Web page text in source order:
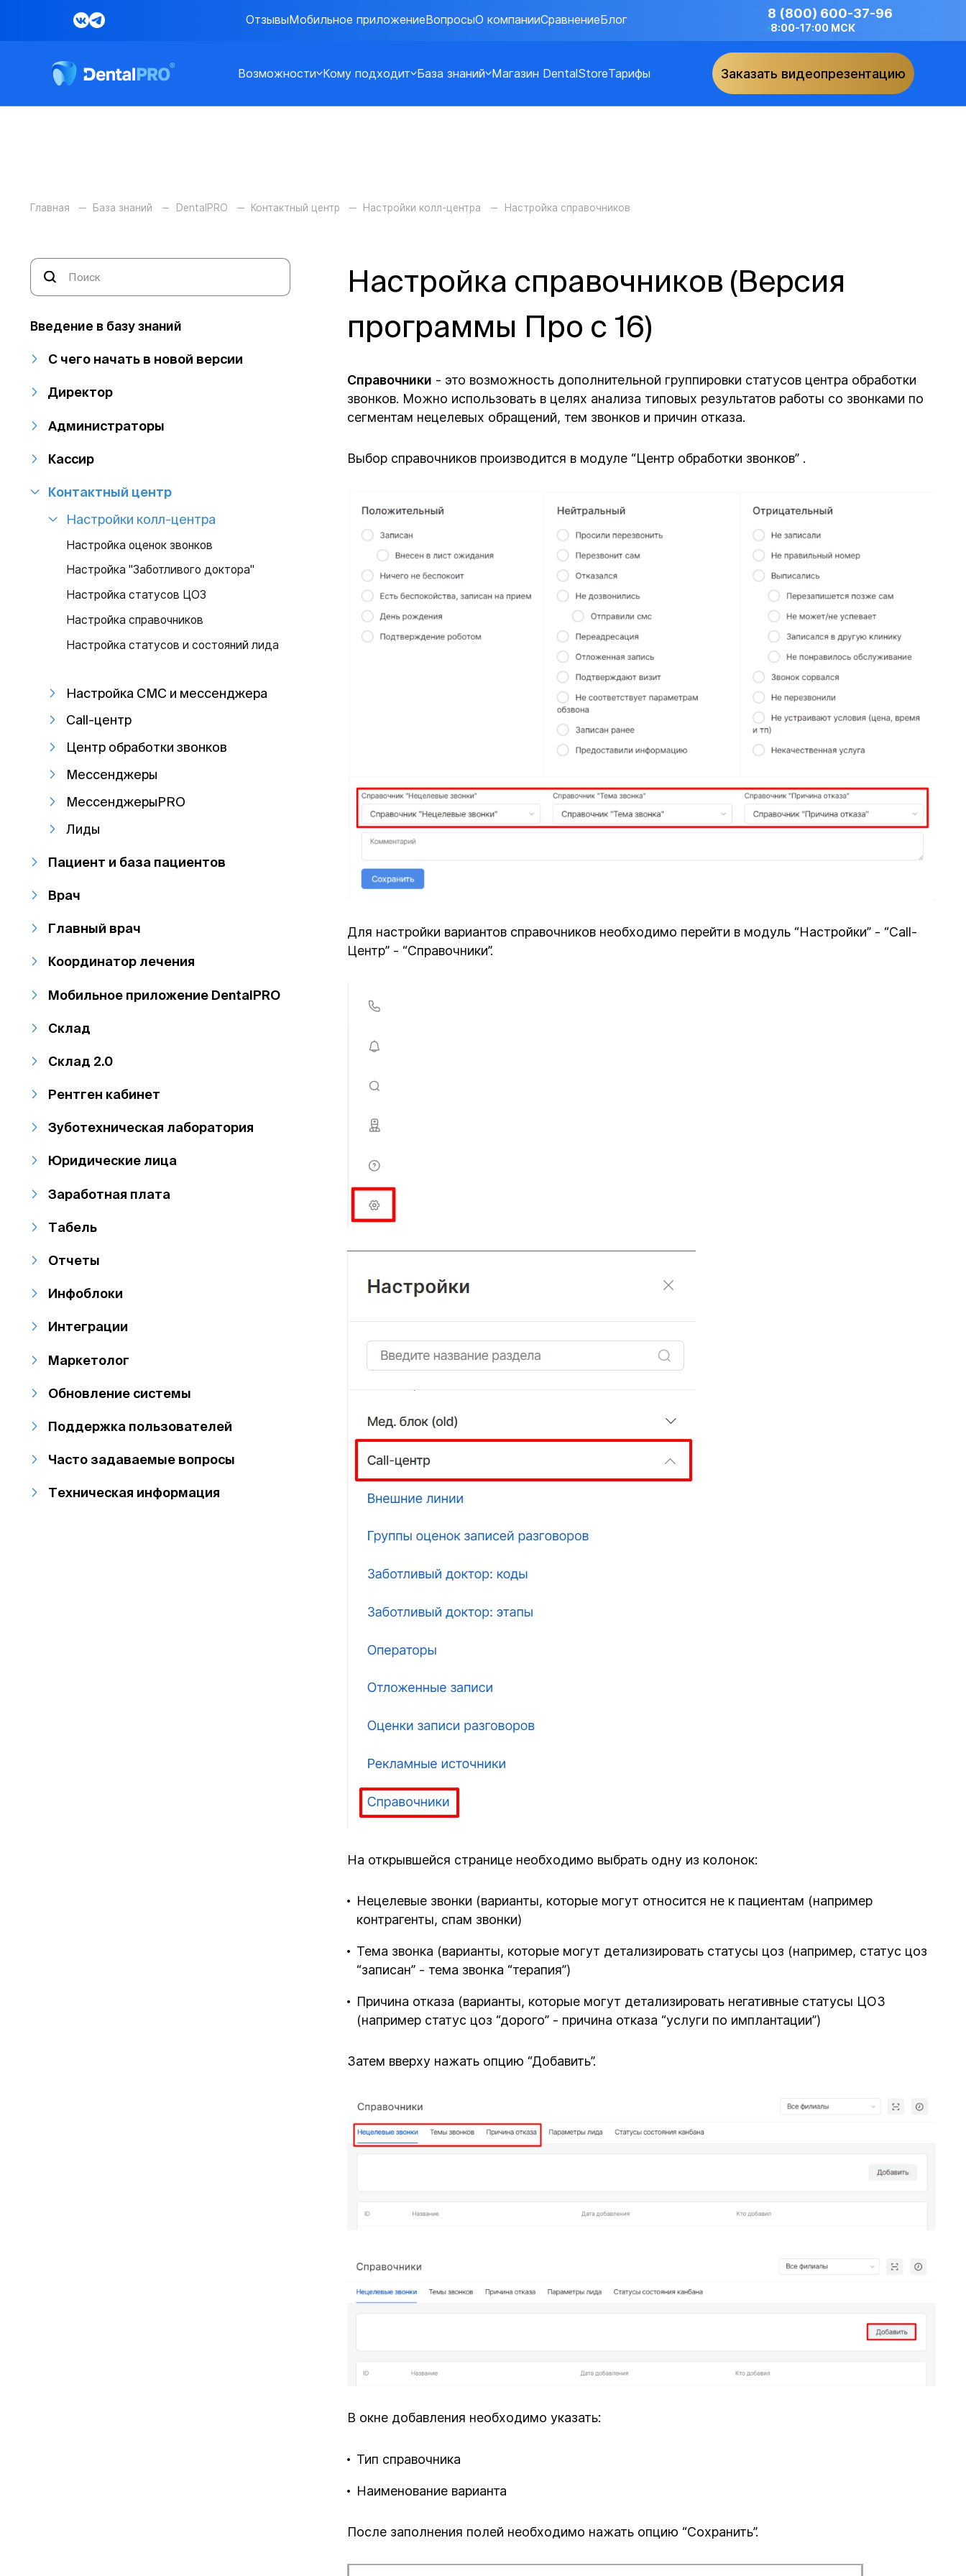
ОтзывыМобильное приложениеВопросыО компанииСравнениеБлог 8 (800) 600-37-96
8:00-17:00 МСК
Возможности Кому подходит База знаний Магазин DentalStoreТарифы Заказать видеопрезентацию
Главная База знаний DentalPRO Контактный центр Настройки колл-центра Настройка справочников
Введение в базу знаний
С чего начать в новой версии
Директор
Администраторы
Кассир
Контактный центр
Настройки колл-центра
Настройка оценок звонков
Настройка "Заботливого доктора"
Настройка статусов ЦОЗ
Настройка справочников
Настройка статусов и состояний лида
Настройка СМС и мессенджера
Call-центр
Центр обработки звонков
Мессенджеры
МессенджерыPRO
Лиды
Пациент и база пациентов
Врач
Главный врач
Координатор лечения
Мобильное приложение DentalPRO
Склад
Склад 2.0
Рентген кабинет
Зуботехническая лаборатория
Юридические лица
Заработная плата
Табель
Отчеты
Инфоблоки
Интеграции
Маркетолог
Обновление системы
Поддержка пользователей
Часто задаваемые вопросы
Техническая информация
Настройка справочников (Версия
программы Про с 16)
Справочники - это возможность дополнительной группировки статусов центра обработки
звонков. Можно использовать в целях анализа типовых результатов работы со звонками по
сегментам нецелевых обращений, тем звонков и причин отказа.
Выбор справочников производится в модуле “Центр обработки звонков” .
Для настройки вариантов справочников необходимо перейти в модуль “Настройки” - “Call-
Центр” - “Справочники”.
На открывшейся странице необходимо выбрать одну из колонок:
Нецелевые звонки (варианты, которые могут относится не к пациентам (например
контрагенты, спам звонки)
Тема звонка (варианты, которые могут детализировать статусы цоз (например, статус цоз
“записан” - тема звонка “терапия”)
Причина отказа (варианты, которые могут детализировать негативные статусы ЦОЗ
(например статус цоз “дорого” - причина отказа “услуги по имплантации”)
Затем вверху нажать опцию “Добавить”.
В окне добавления необходимо указать:
Тип справочника
Наименование варианта
После заполнения полей необходимо нажать опцию “Сохранить”.